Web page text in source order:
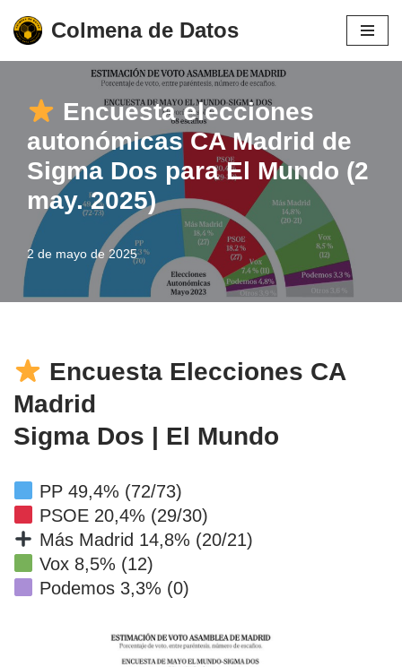
Saltar
contenido
Colmena de Datos
Encuesta elecciones
autonómicas CA Madrid de
Sigma Dos para El Mundo (2
may. 2025)
2 de mayo de 2025
Encuesta Elecciones CA
Madrid
Sigma Dos | El Mundo
PP 49,4% (72/73)
PSOE 20,4% (29/30)
Más Madrid 14,8% (20/21)
Vox 8,5% (12)
Podemos 3,3% (0)